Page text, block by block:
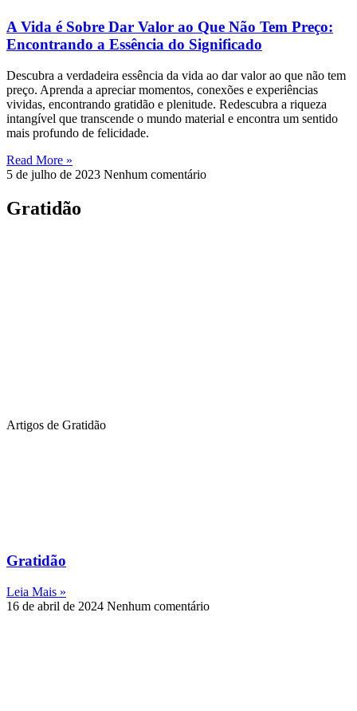
A Vida é Sobre Dar Valor ao Que Não Tem Preço:
Encontrando a Essência do Significado
Descubra a verdadeira essência da vida ao dar valor ao que não tem
preço. Aprenda a apreciar momentos, conexões e experiências
vividas, encontrando gratidão e plenitude. Redescubra a riqueza
intangível que transcende o mundo material e encontra um sentido
mais profundo de felicidade.
Read More »
5 de julho de 2023 Nenhum comentário
Gratidão
Artigos de Gratidão
Gratidão
Leia Mais »
16 de abril de 2024 Nenhum comentário